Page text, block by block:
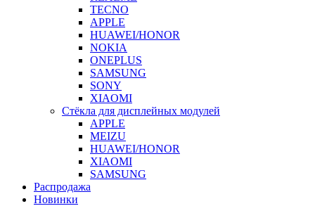
TECNO
APPLE
HUAWEI/HONOR
NOKIA
ONEPLUS
SAMSUNG
SONY
XIAOMI
Стёкла для дисплейных модулей
APPLE
MEIZU
HUAWEI/HONOR
XIAOMI
SAMSUNG
Распродажа
Новинки